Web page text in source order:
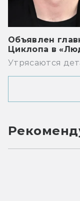
Объявлен
Циклопа в
Утрясаются